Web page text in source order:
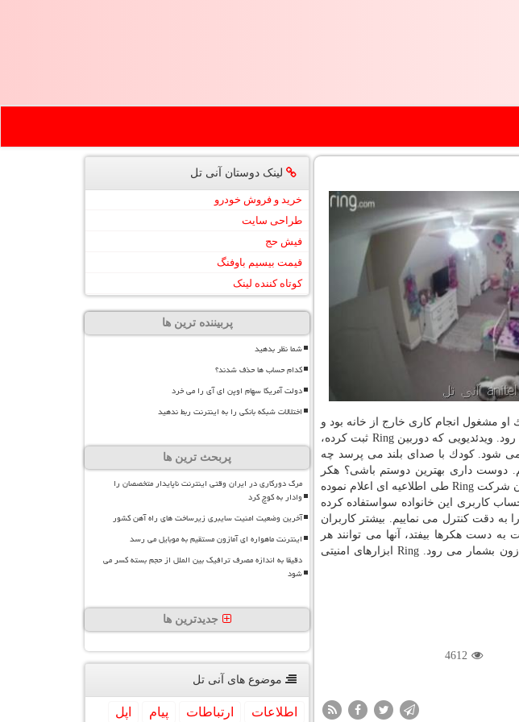
او مشغول انجام كاری خارج از خانه بود و
همسرش همراه فرزندانش در خانه بودند. دختر او آلیسیا صدایی از اتاق خوابش می شنود و به آنجا می رود. ویدئدیویی كه دوربین Ring ثبت كرده،
می شود. كودك با صدای بلند می پرسد چه
دوست داری بهترین دوستم باشی؟ هكر
ناشناس همچنان به آزار دختربچه ادامه داد و او را تشویق می كرد اتاق خوابش را بهم بریزد. در این میان شركت Ring طی اطلاعیه ای اعلام نموده
كاربری این خانواده سواستفاده كرده
دقت كنترل می نماییم. بیشتر كاربران
دست هكرها بیفتد، آنها می توانند هر
است و زیر مجموعه آمازون بشمار می رود. Ring ابزارهای امنیتی
4612
لینک دوستان آنی تل
خرید و فروش خودرو
طراحی سایت
فیش حج
قیمت بیسیم باوفنگ
کوتاه کننده لینک
پربیننده ترین ها
شما نظر بدهید
کدام حساب ها حذف شدند؟
دولت آمریکا سهام اوپن ای آی را می خرد
اختلالات شبکه بانکی را به اینترنت ربط ندهید
پربحث ترین ها
مرگ دورکاری در ایران وقتی اینترنت ناپایدار متخصصان را
وادار به کوچ کرد
آخرین وضعیت امنیت سایبری زیرساخت های راه آهن کشور
اینترنت ماهواره ای آمازون مستقیم به موبایل می رسد
دقیقا به اندازه مصرف ترافیک بین الملل از حجم بسته کسر می
شود
جدیدترین ها
موضوع های آنی تل
اطلاعات ارتباطات پیام
اپل